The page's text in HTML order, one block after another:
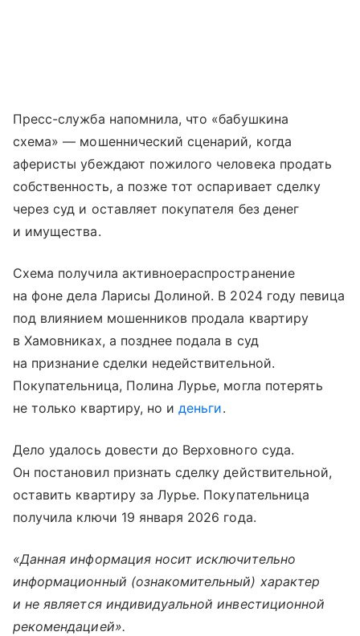
Пресс-служба напомнила, что «бабушкина
схема» — мошеннический сценарий, когда
аферисты убеждают пожилого человека продать
собственность, а позже тот оспаривает сделку
через суд и оставляет покупателя без денег
и имущества.
Схема получила активноераспространение
на фоне дела Ларисы Долиной. В 2024 году певица
под влиянием мошенников продала квартиру
в Хамовниках, а позднее подала в суд
на признание сделки недействительной.
Покупательница, Полина Лурье, могла потерять
не только квартиру, но иденьги.
Дело удалось довести до Верховного суда.
Он постановил признать сделку действительной,
оставить квартиру за Лурье. Покупательница
получила ключи 19 января 2026 года.
«Данная информация носит исключительно
информационный (ознакомительный) характер
и не является индивидуальной инвестиционной
рекомендацией».